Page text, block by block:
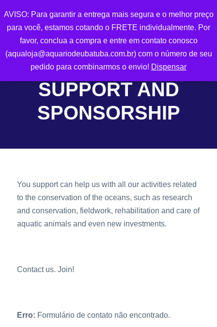
0
SUPPORT AND
SPONSORSHIP
You support can help us with all our activities related
to the conservation of the oceans, such as research
and conservation, fieldwork, rehabilitation and care of
aquatic animals and even new investments.
Contact us. Join!
Erro: Formulário de contato não encontrado.
AVISO: Para garantir a entrega mais segura e o melhor preço
para você, estamos cotando o FRETE individualmente. Por
favor, conclua a compra e entre em contato conosco
(aqualoja@aquariodeubatuba.com.br) com o número de seu
pedido para combinarmos o envio! Dispensar